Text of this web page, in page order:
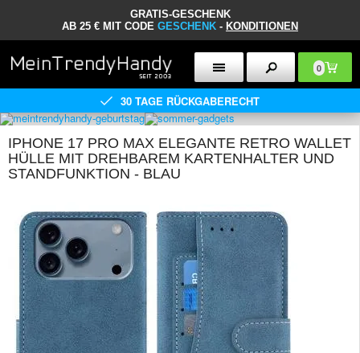
GRATIS-GESCHENK
AB 25 € MIT CODE GESCHENK - KONDITIONEN
0
30 TAGE RÜCKGABERECHT
IPHONE 17 PRO MAX ELEGANTE RETRO WALLET
HÜLLE MIT DREHBAREM KARTENHALTER UND
STANDFUNKTION - BLAU